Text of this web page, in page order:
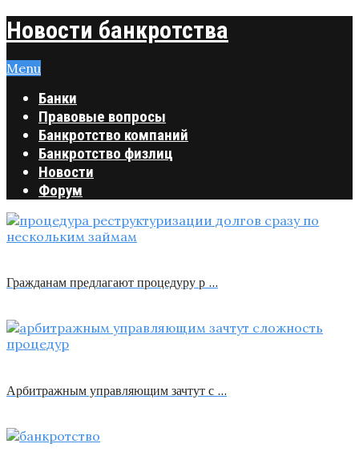
Новости банкротства
Menu
Банки
Правовые вопросы
Банкротство компаний
Банкротство физлиц
Новости
Форум
Гражданам предлагают процедуру р …
Арбитражным управляющим зачтут с …